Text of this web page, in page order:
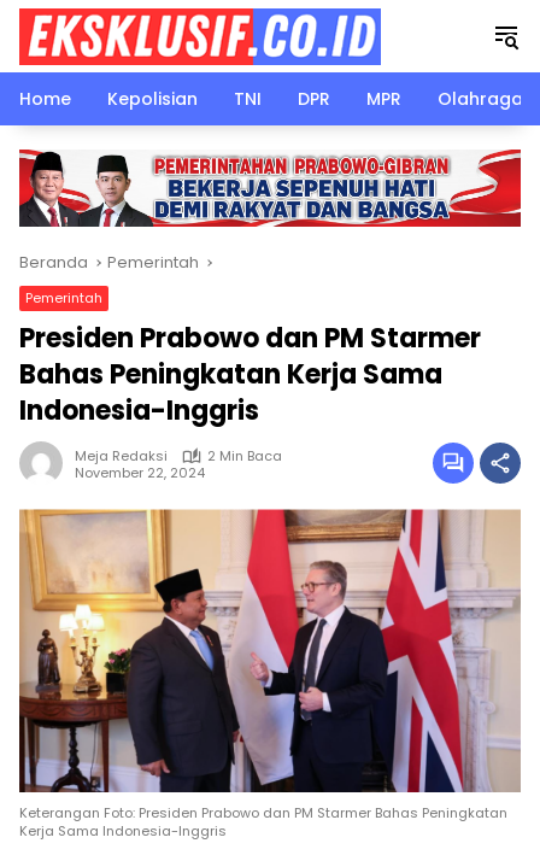
Langsung
konten
Home
Kepolisian TNI DPR MPR Olahraga
Beranda Pemerintah
Pemerintah
Presiden Prabowo dan PM Starmer
Bahas Peningkatan Kerja Sama
Indonesia-Inggris
Meja Redaksi
2 Min Baca
November 22, 2024
Keterangan Foto: Presiden Prabowo dan PM Starmer Bahas Peningkatan
Kerja Sama Indonesia-Inggris